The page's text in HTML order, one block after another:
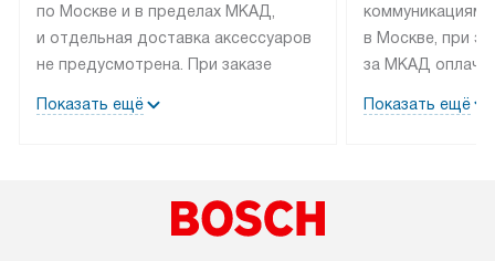
по Москве и в пределах МКАД,
и отдельная доставка аксессуаров
не предусмотрена. При заказе
рекомендуем обсудить
со статусом «В наличии» могут
быть отправлены покупателю
Показать ещё
коммуникациям
в Москве, при
за МКАД
партнера
Показать ещё